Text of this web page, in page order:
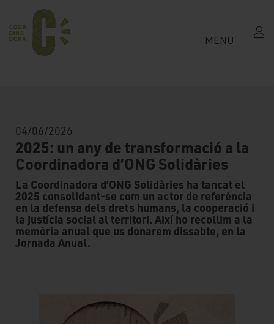
MENU
04/06/2026
2025: un any de transformació a la
Coordinadora d’ONG Solidàries
La Coordinadora d’ONG Solidàries ha tancat el
2025 consolidant-se com un actor de referència
en la defensa dels drets humans, la cooperació i
la justícia social al territori. Així ho recollim a la
memòria anual que us donarem dissabte, en la
Jornada Anual.